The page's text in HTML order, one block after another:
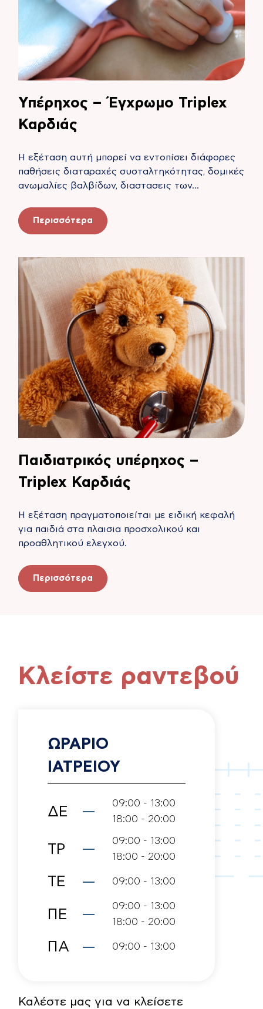
Υπέρηχος – Έγχρωμο Triplex
Καρδιάς
Η εξέταση αυτή μπορεί να εντοπίσει διάφορες
παθήσεις διαταραχές συσταλτηκότητας, δομικές
ανωμαλίες βαλβίδων, διαστασεις των…
Περισσότερα
Παιδιατρικός υπέρηχος –
Triplex Καρδιάς
Η εξέταση πραγματοποιείται με ειδική κεφαλή
για παιδιά στα πλαισια προσχολικού και
προαθλητικού ελεγχού.
Περισσότερα
Κλείστε ραντεβού
ΩΡΑΡΙΟ
ΙΑΤΡΕΙΟΥ
ΔΕ
09:00 - 13:00
18:00 - 20:00
ΤΡ
09:00 - 13:00
18:00 - 20:00
ΤΕ 09:00 - 13:00
ΠΕ
09:00 - 13:00
18:00 - 20:00
ΠΑ 09:00 - 13:00
Καλέστε μας για να κλείσετε